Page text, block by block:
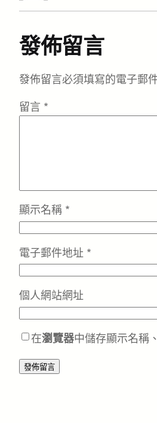
發佈留言
發佈留言必須填寫的電子郵
留言 *
顯示名稱 *
電子郵件地址 *
個人網站網址
在瀏覽器中儲存顯示名稱